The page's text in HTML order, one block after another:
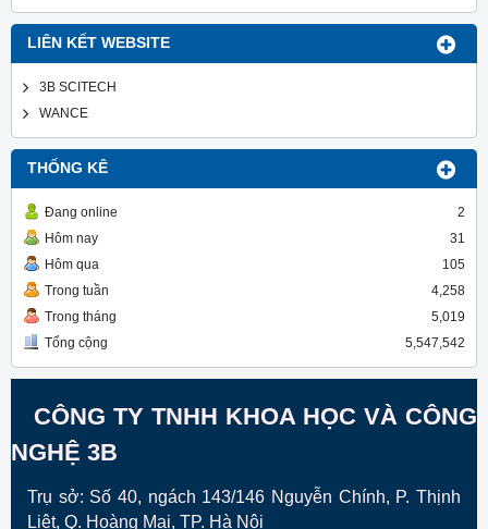
LIÊN KẾT WEBSITE
3B SCITECH
WANCE
THỐNG KÊ
Đang online
2
Hôm nay
31
Hôm qua
105
Trong tuần
4,258
Trong tháng
5,019
Tổng cộng
5,547,542
CÔNG TY TNHH KHOA HỌC VÀ CÔNG
NGHỆ 3B
Trụ sở: Số 40, ngách 143/146 Nguyễn Chính, P. Thịnh
Liệt, Q. Hoàng Mai, TP. Hà Nội